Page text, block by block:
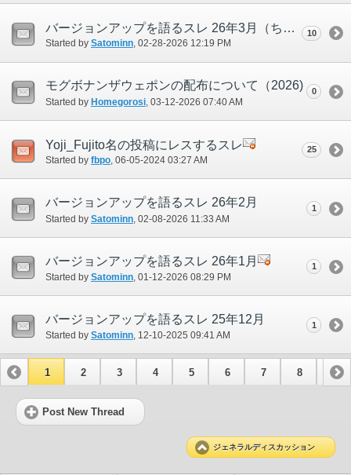
バージョンアップを語るスレ 26年3月（ちょっと早いけど！）
Started by Satominn‎, 02-28-2026 12:19 PM
10
モグボナンザウェポンの配布について（2026)
Started by Homegorosi ‎, 03-12-2026 07:40 AM
0
Yoji_Fujito名の投稿にレスするスレ
Started by fbpo‎, 06-05-2024 03:27 AM
25
バージョンアップを語るスレ 26年2月
Started by Satominn ‎, 02-08-2026 11:33 AM
1
バージョンアップを語るスレ 26年1月
Started by Satominn‎, 01-12-2026 08:29 PM
1
バージョンアップを語るスレ 25年12月
Started by Satominn‎, 12-10-2025 09:41 AM
1
1 2 3 4 5 6 7 8 9
10 11 12
Post New Thread
ジェネラルディスカッション